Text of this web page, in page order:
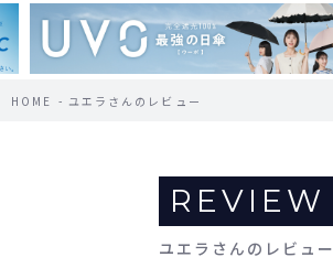
HOME ユエラさんのレビュー
REVIEW
ユエラさんのレビュー